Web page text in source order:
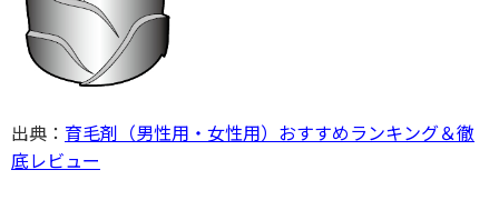
出典： 育毛剤（男性用・女性用）おすすめランキング＆徹
底レビュー